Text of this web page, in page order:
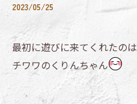
2023/05/25
最初に遊びに来てくれたのは
チワワのくりんちゃん